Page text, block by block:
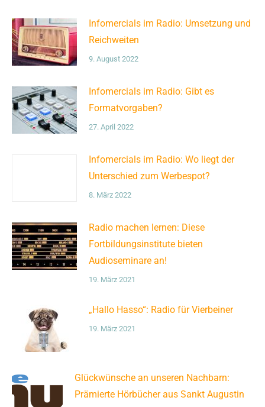
Infomercials im Radio: Umsetzung und
Reichweiten
9. August 2022
Infomercials im Radio: Gibt es
Formatvorgaben?
27. April 2022
Infomercials im Radio: Wo liegt der
Unterschied zum Werbespot?
8. März 2022
Radio machen lernen: Diese
Fortbildungsinstitute bieten
Audioseminare an!
19. März 2021
„Hallo Hasso“: Radio für Vierbeiner
19. März 2021
Glückwünsche an unseren Nachbarn:
Prämierte Hörbücher aus Sankt Augustin